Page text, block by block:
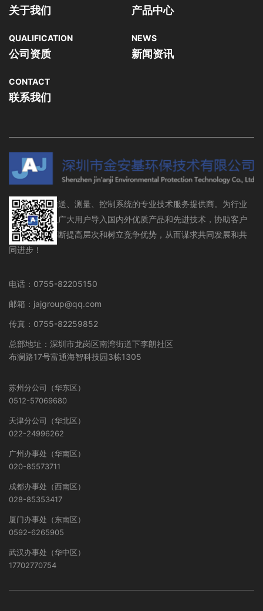
关于我们 产品中心
QUALIFICATION
公司资质
NEWS
新闻资讯
CONTACT
联系我们
流体存储、输送、测量、控制系统的专业技术服务提供商。为行业
设备制造商及广大用户导入国内外优质产品和先进技术，协助客户
在行业领域不断提高层次和树立竞争优势，从而谋求共同发展和共
同进步！
电话：0755-82205150
邮箱：jajgroup@qq.com
传真：0755-82259852
总部地址：深圳市龙岗区南湾街道下李朗社区
布澜路17号富通海智科技园3栋1305
苏州分公司（华东区）
0512-57069680
天津分公司（华北区）
022-24996262
广州办事处（华南区）
020-85573711
成都办事处（西南区）
028-85353417
厦门办事处（东南区）
0592-6265905
武汉办事处（华中区）
17702770754